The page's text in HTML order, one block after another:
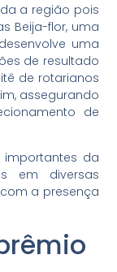
a região pois
Beija-flor, uma
uma
de resultado
de rotarianos
assegurando
de
importantes da
em diversas
a presença